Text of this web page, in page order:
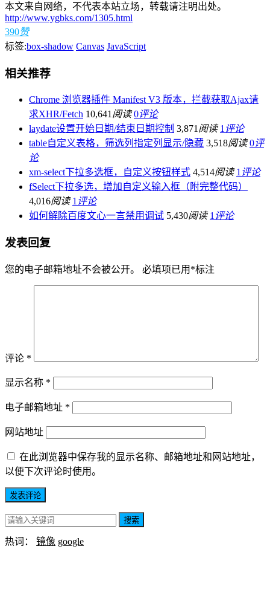
本文来自网络，不代表本站立场，转载请注明出处。
http://www.ygbks.com/1305.html
390赞
标签:box-shadow Canvas JavaScript
相关推荐
Chrome 浏览器插件 Manifest V3 版本，拦截获取Ajax请
求XHR/Fetch 10,641 阅读 0评论
laydate设置开始日期/结束日期控制 3,871 阅读 1 评论
table自定义表格，筛选列指定列显示/隐藏 3,518阅读 0评
论
xm-select下拉多选框，自定义按钮样式 4,514阅读 1 评论
fSelect下拉多选，增加自定义输入框（附完整代码）
4,016阅读 1 评论
如何解除百度文心一言禁用调试 5,430阅读 1 评论
发表回复
您的电子邮箱地址不会被公开。 必填项已用 *标注
评论 *
显示名称 *
电子邮箱地址 *
网站地址
在此浏览器中保存我的显示名称、邮箱地址和网站地址，
以便下次评论时使用。
搜索
热词： 镜像 google